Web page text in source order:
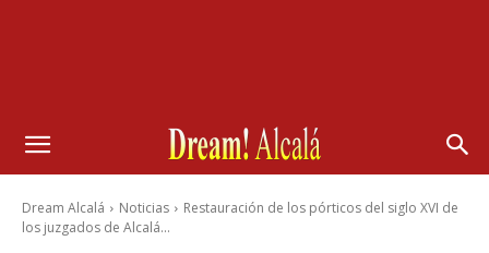
Dream Alcalá Noticias
Restauración de los pórticos del siglo XVI de
los juzgados de Alcalá...